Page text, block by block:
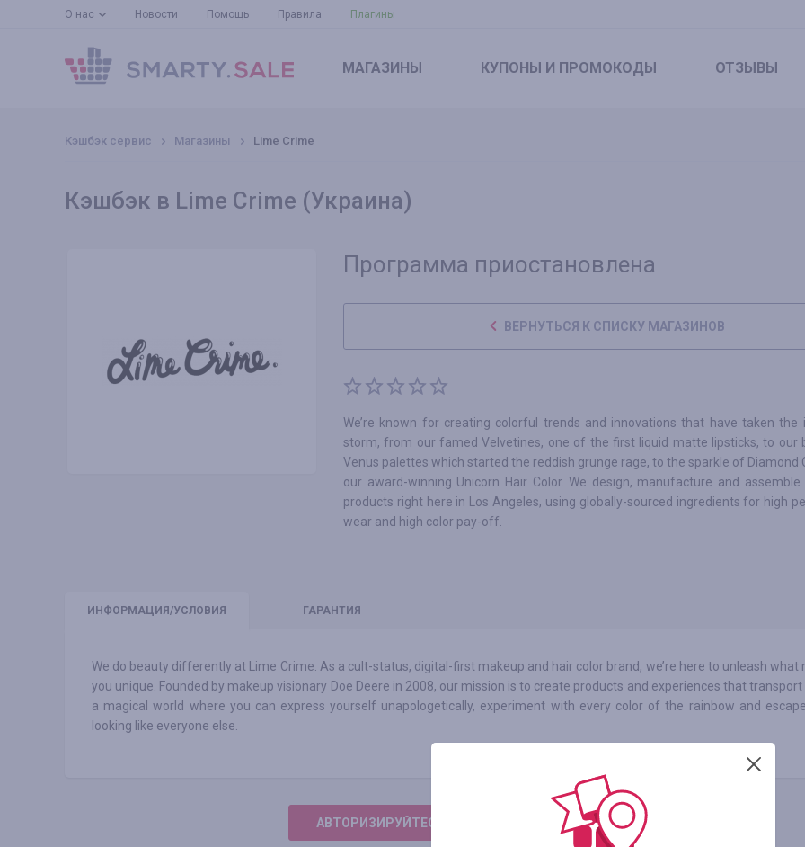
О нас Новости Помощь Правила Плагины
МАГАЗИНЫ КУПОНЫ И ПРОМОКОДЫ ОТЗЫВЫ
Кэшбэк сервис Магазины Lime Crime
Кэшбэк в Lime Crime (Украина)
Программа приостановлена
ВЕРНУТЬСЯ К СПИСКУ МАГАЗИНОВ
We’re known for creating colorful trends and innovations that have taken the
storm, from our famed Velvetines, one of the first liquid matte lipsticks, to our
Venus palettes which started the reddish grunge rage, to the sparkle of Diamond
our award-winning Unicorn Hair Color. We design, manufacture and assemble
products right here in Los Angeles, using globally-sourced ingredients for high
wear and high color pay-off.
ИНФО РМАЦИЯ/УСЛОВИЯ ГАРАНТИЯ
We do beauty differently at Lime Crime. As a cult-status, digital-first makeup and hair color brand, we’re here to unleash what
you unique. Founded by makeup visionary Doe Deere in 2008, our mission is to create products and experiences that transport
a magical world where you can express yourself unapologetically, experiment with every color of the rainbow and
looking like everyone else.
АВТОРИЗИРУЙТЕСЬ, ЧТОБЫ ОСТАВИТЬ ОТЗЫВ